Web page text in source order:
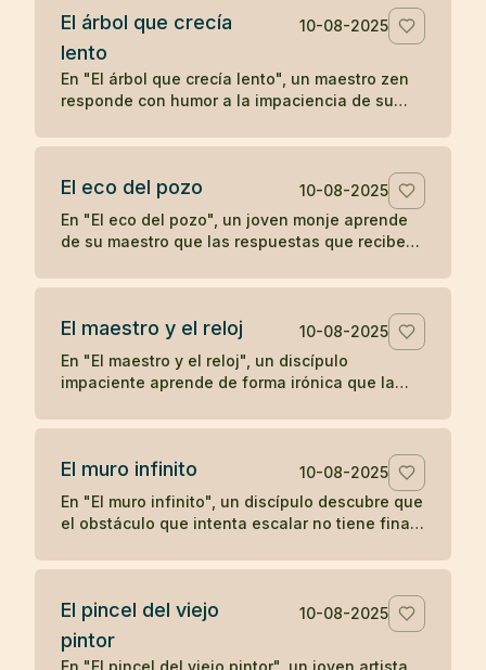
El árbol que crecía
lento
10-08-2025
En "El árbol que crecía lento", un maestro zen
responde con humor a la impaciencia de su
verdadero no se apresura.
El eco del pozo
10-08-2025
En "El eco del pozo", un joven monje aprende
de su maestro que las respuestas que recibe
ilustrando la enseñanza zen de que nuestra
nuestro propio corazón.
El maestro y el reloj
10-08-2025
En "El maestro y el reloj", un discípulo
impaciente aprende de forma irónica que la
enseñanza zen sobre la paciencia y la espera.
El muro infinito
10-08-2025
En "El muro infinito", un discípulo descubre que
el obstáculo que intenta escalar no tiene final,
necesitaba superarlo.
El pincel del viejo
pintor
10-08-2025
En "El pincel del viejo pintor", un joven artista